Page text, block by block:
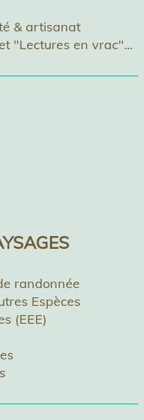
& artisanat
"Lectures en vrac"...
randonnée
Espèces
(EEE)